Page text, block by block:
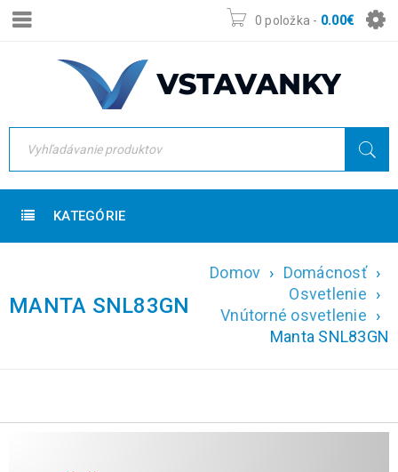
0 položka - 0.00€
KATEGÓRIE
MANTA SNL83GN
Domov › Domácnosť ›
Osvetlenie ›
Vnútorné osvetlenie ›
Manta SNL83GN